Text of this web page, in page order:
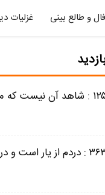
غزلیات فال و طالع بینی
غزل شماره ۱۲۵ : شاهد آن نیست
غزل شماره ۳۶۳ : دردم از یار